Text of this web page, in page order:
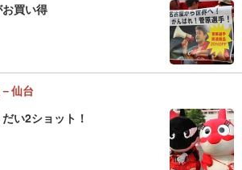
買い得
仙台
い2ショット！